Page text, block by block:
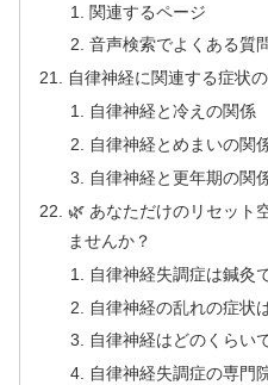
関連するページ
音声検索でよくある質
自律神経に関連する症状
自律神経と冷えの関係
自律神経とめまいの関
自律神経と更年期の関
🌿 あなただけのリセット
ませんか？
自律神経失調症は鍼灸
自律神経の乱れの症状
自律神経はどのくらい
自律神経失調症の専門